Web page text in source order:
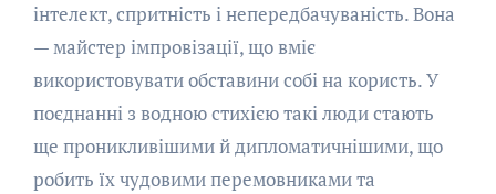
інтелект, спритність і непередбачуваність. Вона
— майстер імпровізації, що вміє
використовувати обставини собі на користь. У
поєднанні з водною стихією такі люди стають
ще проникливішими й дипломатичнішими, що
робить їх чудовими перемовниками та